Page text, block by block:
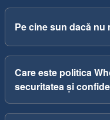
Pe cine sun dacă
Care este politica
securitatea și